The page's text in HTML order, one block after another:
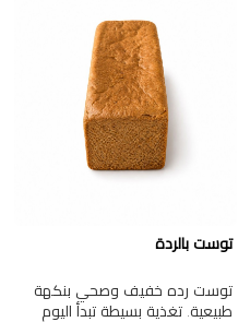
توست بالردة
توست رده خفيف وصحي بنكهة
طبيعية. تغذية بسيطة تبدأ اليوم